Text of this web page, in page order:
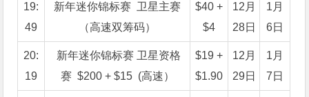
19:
49
新年迷你锦标赛 卫星主赛
（高速双筹码）
$40 +
$4
12月
28日
1月
6日
20:
19
新年迷你锦标赛 卫星资格
赛 $200 + $15 (高速）
$19 +
$1.90
12月
29日
1月
7日